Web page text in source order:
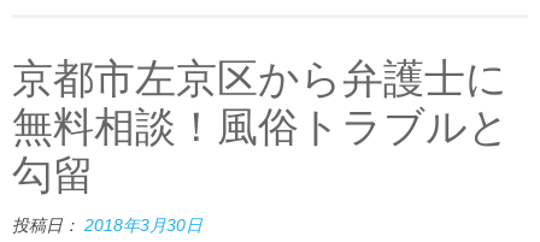
京都市左京区から弁護士に
無料相談！風俗トラブルと
勾留
投稿日： 2018年3月30日